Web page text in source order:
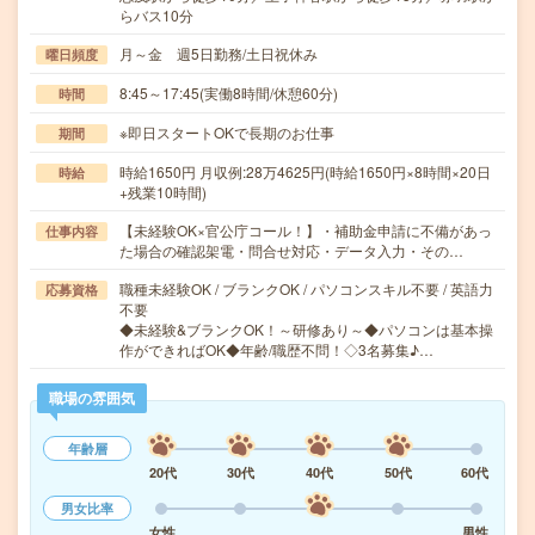
らバス10分
曜日頻度 月～金 週5日勤務/土日祝休み
時間 8:45～17:45(実働8時間/休憩60分)
期間 ※即日スタートOKで長期のお仕事
時給
時給1650円 月収例:28万4625円(時給1650円×8時間×20日
+残業10時間)
仕事内容
【未経験OK×官公庁コール！】・補助金申請に不備があっ
た場合の確認架電・問合せ対応・データ入力・その…
応募資格
職種未経験OK / ブランクOK / パソコンスキル不要 / 英語力
不要
◆未経験&ブランクOK！～研修あり～◆パソコンは基本操
作ができればOK◆年齢/職歴不問！◇3名募集♪…
職場の雰囲気
年齢層
20代
30代 40代 50代
60代
男女比率